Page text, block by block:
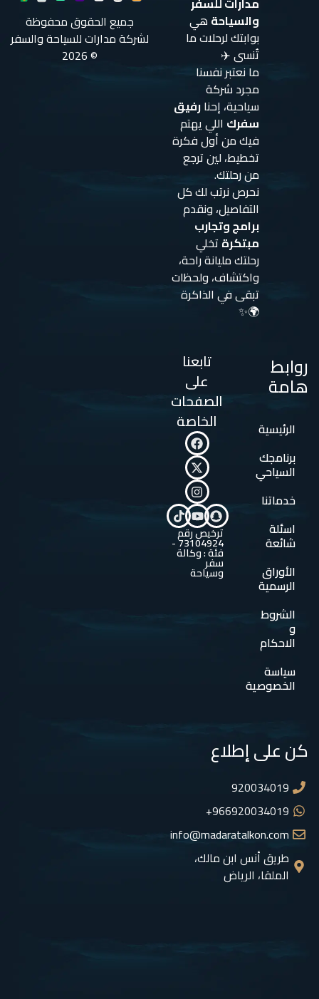
والسياحة هي
بوابتك لرحلات ما
تُنسى ✈️
ما نعتبر نفسنا
مجرد شركة
سياحية، إحنارفيق
سفرك اللي يهتم
فيك من أول فكرة
تخطيط، لين ترجع
من رحلتك.
نحرص نرتب لك كل
التفاصيل، ونقدم
برامج وتجارب
مبتكرة تخلي
رحلتك مليانة راحة،
واكتشاف، ولحظات
تبقى في الذاكرة
🌍✨
روابط
هامة
الرئيسية
برنامجك
السياحي
خدماتنا
اسئلة
شائعة
الأوراق
الرسمية
الشروط
و
الاحكام
سياسة
الخصوصية
تابعنا
على
الصفحات
الخاصة
ترخيص رقم
73104924 -
فئة : وكالة
سفر
وسياحة
كن على إطلاع
920034019
966920034019+
info@madaratalkon.com
طريق أنس ابن مالك،
الملقا، الرياض
جميع الحقوق محفوظة
لشركة مدارات للسياحة والسفر
© 2026